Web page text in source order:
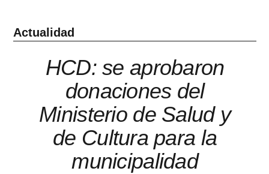
Actualidad
HCD: se aprobaron
donaciones del
Ministerio de Salud y
de Cultura para la
municipalidad